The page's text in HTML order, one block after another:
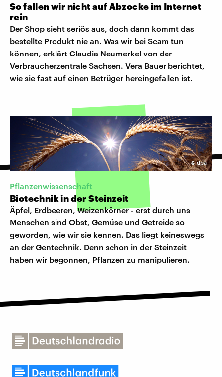
So fallen wir nicht auf Abzocke im Internet
rein
Der Shop sieht seriös aus, doch dann kommt das
bestellte Produkt nie an. Was wir bei Scam tun
können, erklärt Claudia Neumerkel von der
Verbraucherzentrale Sachsen. Vera Bauer berichtet,
wie sie fast auf einen Betrüger hereingefallen ist.
©dpa
Pflanzenwissenschaft
Biotechnik in der Steinzeit
Äpfel, Erdbeeren, Weizenkörner - erst durch uns
Menschen sind Obst, Gemüse und Getreide so
geworden, wie wir sie kennen. Das liegt keineswegs
an der Gentechnik. Denn schon in der Steinzeit
haben wir begonnen, Pflanzen zu manipulieren.